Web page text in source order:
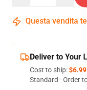
Questa vendita
Deliver to Your
Cost to ship:$6.99
Standard - Order